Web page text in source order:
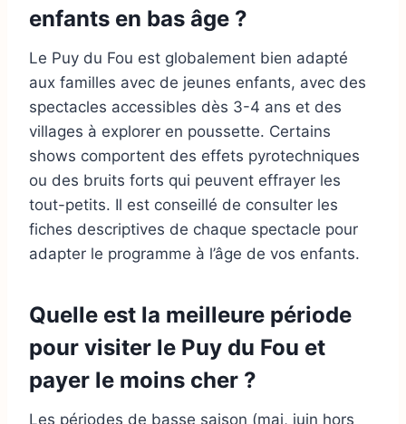
enfants en bas âge ?
Le Puy du Fou est globalement bien adapté
aux familles avec de jeunes enfants, avec des
spectacles accessibles dès 3-4 ans et des
villages à explorer en poussette. Certains
shows comportent des effets pyrotechniques
ou des bruits forts qui peuvent effrayer les
tout-petits. Il est conseillé de consulter les
fiches descriptives de chaque spectacle pour
adapter le programme à l’âge de vos enfants.
Quelle est la meilleure période
pour visiter le Puy du Fou et
payer le moins cher ?
Les périodes de basse saison (mai, juin hors